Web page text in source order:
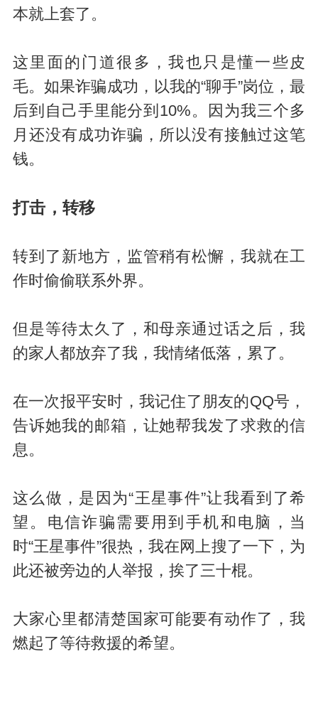
本就上套了。
这里面的门道很多，我也只是懂一些皮
毛。如果诈骗成功，以我的“聊手”岗位，最
后到自己手里能分到10%。因为我三个多
月还没有成功诈骗，所以没有接触过这笔
钱。
打击，转移
转到了新地方，监管稍有松懈，我就在工
作时偷偷联系外界。
但是等待太久了，和母亲通过话之后，我
的家人都放弃了我，我情绪低落，累了。
在一次报平安时，我记住了朋友的QQ号，
告诉她我的邮箱，让她帮我发了求救的信
息。
这么做，是因为“王星事件”让我看到了希
望。电信诈骗需要用到手机和电脑，当
时“王星事件”很热，我在网上搜了一下，为
此还被旁边的人举报，挨了三十棍。
大家心里都清楚国家可能要有动作了，我
燃起了等待救援的希望。